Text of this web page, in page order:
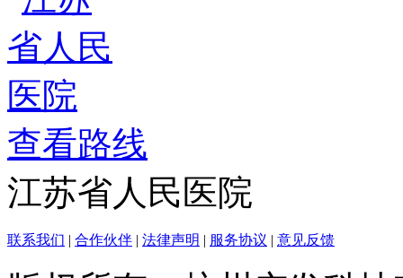
查看路线
江苏省人民医院
联系我们 | 合作伙伴 | 法律声明 | 服务协议 | 意见反馈